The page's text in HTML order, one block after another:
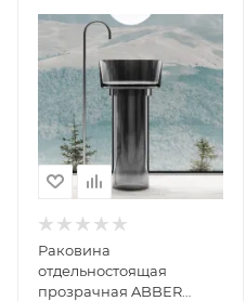
Раковина
отдельностоящая
прозрачная ABBER